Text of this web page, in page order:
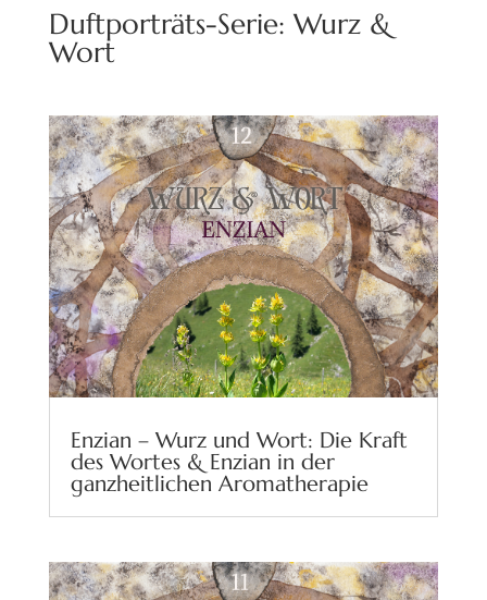
Duftporträts-Serie: Wurz &
Wort
Enzian – Wurz und Wort: Die Kraft
des Wortes & Enzian in der
ganzheitlichen Aromatherapie